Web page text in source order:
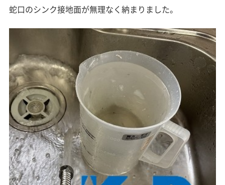
蛇口のシンク接地面が無理なく納まりました。